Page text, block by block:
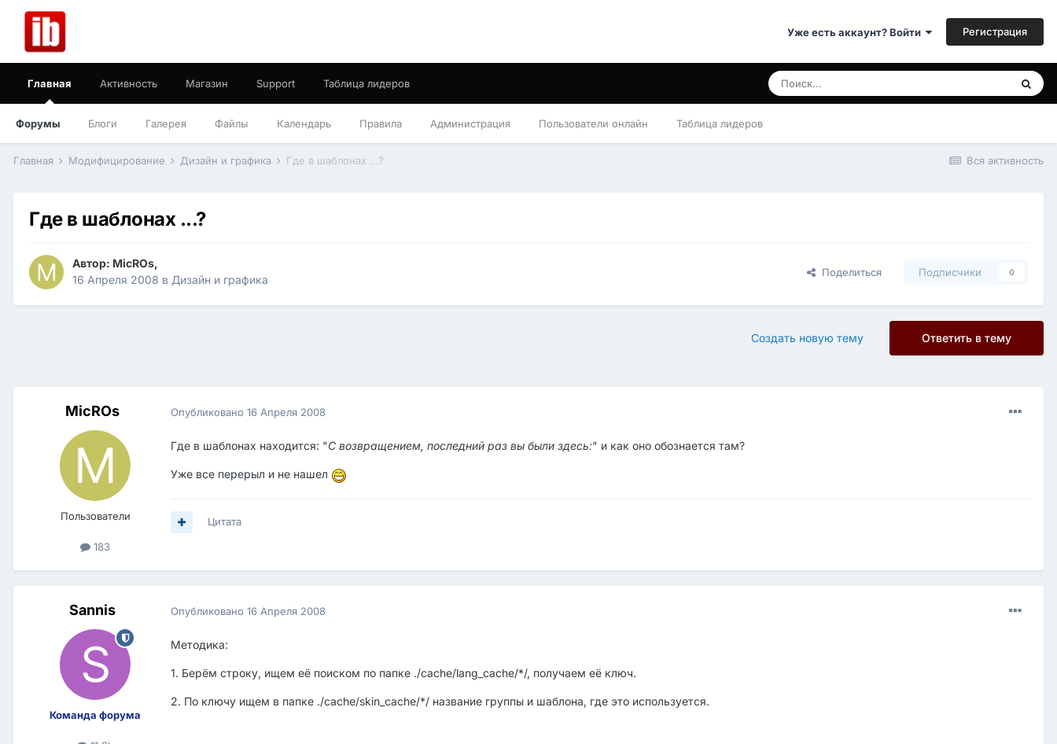
Уже есть аккаунт? Войти Регистрация
Главная
Форумы Блоги Галерея Файлы Календарь Правила Администрация Пользователи онлайн Таблица лидеров
Активность Магазин Support Таблица лидеров
Вся активность
Главная Модифицирование Дизайн и графика Где в шаблонах ...?
Где в шаблонах ...?
Автор: MicROs,
16 Апреля 2008 в Дизайн и графика
Поделиться Подписчики 0
Ответить в тему
Создать новую тему
MicROs
Пользователи
183
Опубликовано 16 Апреля 2008
Где в шаблонах находится: "С возвращением, последний раз вы были здесь:" и как оно обознается там?
Уже все перерыл и не нашел
Цитата
Sannis
Команда форума
Опубликовано 16 Апреля 2008
Методика:
1. Берём строку, ищем её поиском по папке ./cache/lang_cache/*/, получаем её ключ.
2. По ключу ищем в папке ./cache/skin_cache/*/ название группы и шаблона, где это используется.